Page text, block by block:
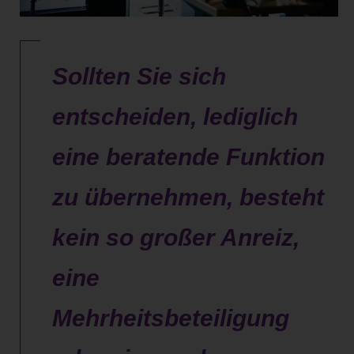
Sollten Sie sich
entscheiden, lediglich
eine beratende Funktion
zu übernehmen, besteht
kein so großer Anreiz,
eine
Mehrheitsbeteiligung